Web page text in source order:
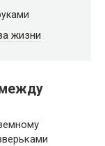
жизни
между